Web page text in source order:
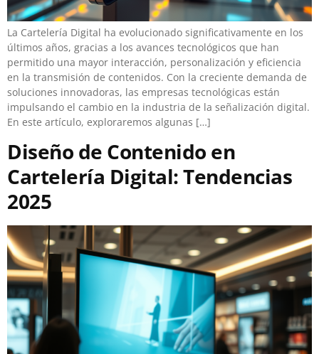
La Cartelería Digital ha evolucionado significativamente en los
últimos años, gracias a los avances tecnológicos que han
permitido una mayor interacción, personalización y eficiencia
en la transmisión de contenidos. Con la creciente demanda de
soluciones innovadoras, las empresas tecnológicas están
impulsando el cambio en la industria de la señalización digital.
En este artículo, exploraremos algunas […]
Diseño de Contenido en
Cartelería Digital: Tendencias
2025